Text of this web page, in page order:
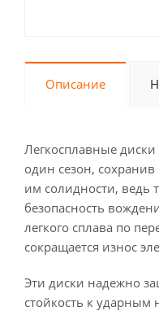
Описание
Легкосплавные
один сезон,
им солидности, ведь
безопасность
легкого сплава по
сокращается износ
Эти диски надежно
стойкость к